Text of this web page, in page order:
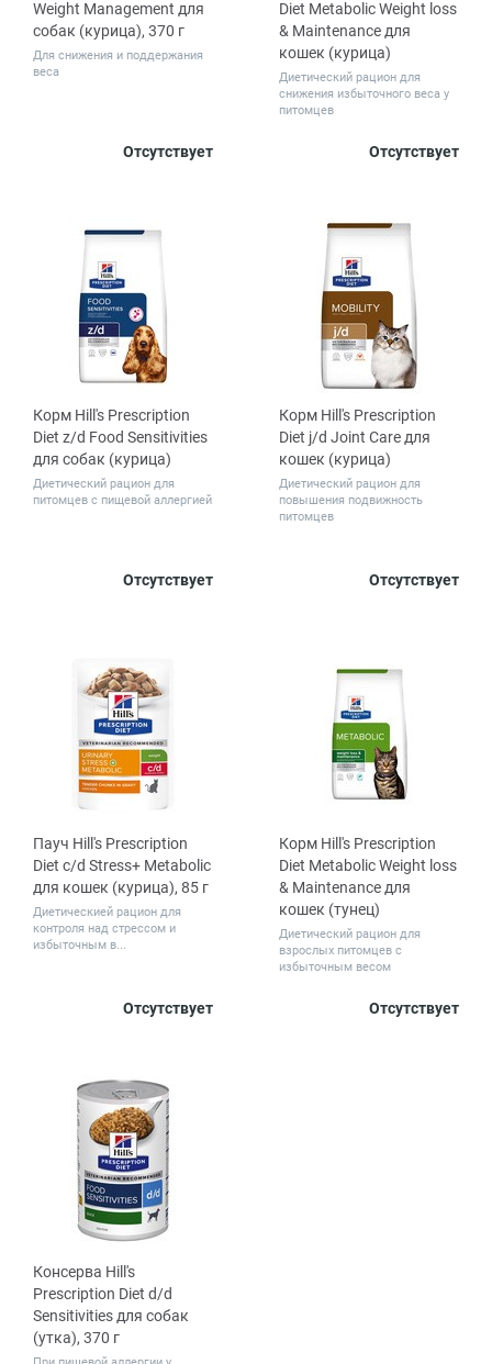
Weight Management для
собак (курица), 370 г
Для снижения и поддержания
веса
Отсутствует
1 12
Diet Metabolic Weight loss
& Maintenance для
кошек (курица)
Диетический рацион для
снижения избыточного веса у
питомцев
Отсутствует
1.5
3
Корм Hill's Prescription
Diet z/d Food Sensitivities
для собак (курица)
Диетический рацион для
питомцев с пищевой аллергией
Отсутствует
3 8
Корм Hill's Prescription
Diet j/d Joint Care для
кошек (курица)
Диетический рацион для
повышения подвижность
питомцев
Отсутствует
1.5 3
Пауч Hill's Prescription
Diet c/d Stress+ Metabolic
для кошек (курица), 85 г
Диетическией рацион для
контроля над стрессом и
избыточным в...
Отсутствует
1 12
Корм Hill's Prescription
Diet Metabolic Weight loss
& Maintenance для
кошек (тунец)
Диетический рацион для
взрослых питомцев с
избыточным весом
Отсутствует
3 8
Консерва Hill's
Prescription Diet d/d
Sensitivities для собак
(утка), 370 г